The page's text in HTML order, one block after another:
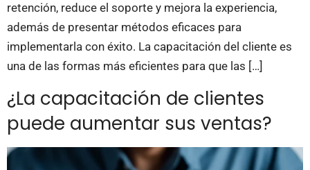
retención, reduce el soporte y mejora la experiencia,
además de presentar métodos eficaces para
implementarla con éxito. La capacitación del cliente es
una de las formas más eficientes para que las […]
¿La capacitación de clientes
puede aumentar sus ventas?